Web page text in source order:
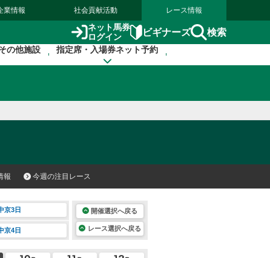
業情報 社会貢献活動 レース情報
ネット馬券
ログイン
ビギナーズ 検索
の他施設 指定席・入場券ネット予約
報 今週の注目レース
京3日
京4日
開催選択へ戻る
レース選択へ戻る